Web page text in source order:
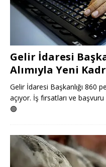
Gelir İdaresi
Alımıyla Yeni
Gelir İdaresi Başkanlığı 860
açıyor. İş fırsatları ve
🟢